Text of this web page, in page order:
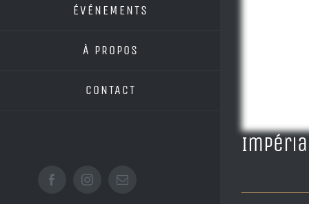
ÉVÉNEMENTS
À PROPOS
CONTACT
FacebookInstagramEmail